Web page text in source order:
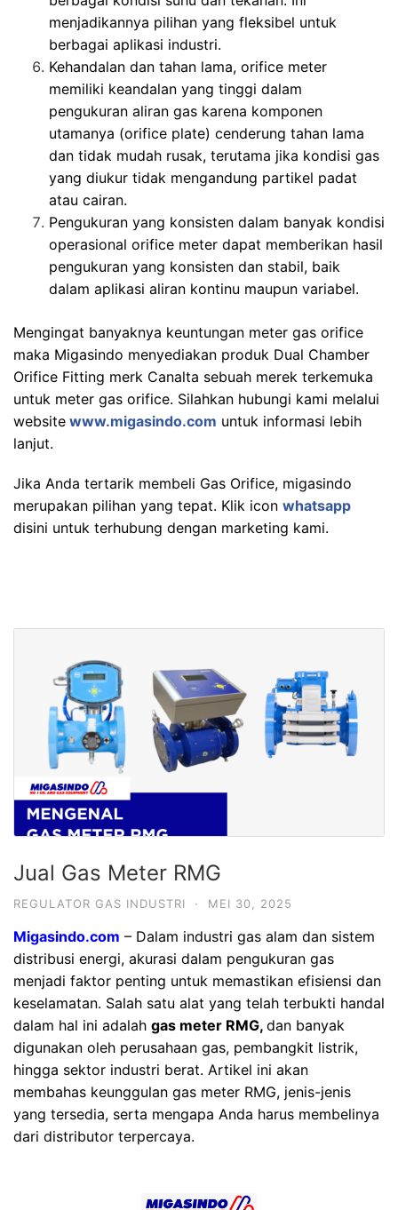
menjadikannya pilihan yang fleksibel untuk
berbagai aplikasi industri.
Kehandalan dan tahan lama, orifice meter
memiliki keandalan yang tinggi dalam
pengukuran aliran gas karena komponen
utamanya (orifice plate) cenderung tahan lama
dan tidak mudah rusak, terutama jika kondisi gas
yang diukur tidak mengandung partikel padat
atau cairan.
Pengukuran yang konsisten dalam banyak kondisi
operasional orifice meter dapat memberikan hasil
pengukuran yang konsisten dan stabil, baik
dalam aplikasi aliran kontinu maupun variabel.
Mengingat banyaknya keuntungan meter gas orifice
maka Migasindo menyediakan produk Dual Chamber
Orifice Fitting merk Canalta sebuah merek terkemuka
untuk meter gas orifice. Silahkan hubungi kami melalui
website www.migasindo.com untuk informasi lebih
lanjut.
Jika Anda tertarik membeli Gas Orifice, migasindo
merupakan pilihan yang tepat. Klik icon whatsapp
disini untuk terhubung dengan marketing kami.
Jual Gas Meter RMG
REGULATOR GAS INDUSTRI · MEI 30, 2025
Migasindo.com – Dalam industri gas alam dan sistem
distribusi energi, akurasi dalam pengukuran gas
menjadi faktor penting untuk memastikan efisiensi dan
keselamatan. Salah satu alat yang telah terbukti handal
dalam hal ini adalah gas meter RMG, dan banyak
digunakan oleh perusahaan gas, pembangkit listrik,
hingga sektor industri berat. Artikel ini akan
membahas keunggulan gas meter RMG, jenis-jenis
yang tersedia, serta mengapa Anda harus membelinya
dari distributor terpercaya.